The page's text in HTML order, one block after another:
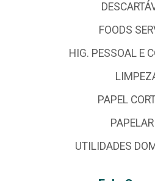
FOODS
HIG. PESSOAL E
PAPEL
UTILIDADES